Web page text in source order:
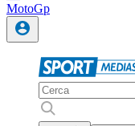
MotoGp